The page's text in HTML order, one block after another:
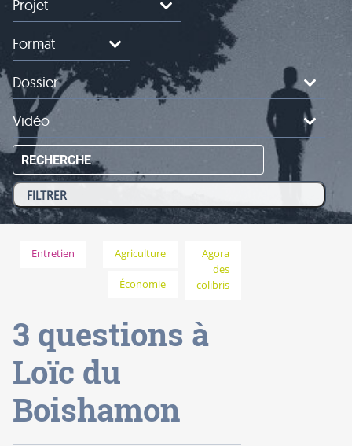
Projet
Format
Dossier
Vidéo
RECHERCHE
Entretien Agriculture
Économie
Agora
des
colibris
3 questions à
Loïc du
Boishamon